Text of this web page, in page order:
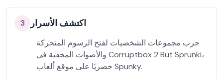
3 اكتشف الأسرار
جرب مجموعات الشخصيات لفتح الرسوم المتحركة
والأصوات المخفية في Corruptbox 2 But Sprunki،
حصريًا على موقع ألعاب Spunky.